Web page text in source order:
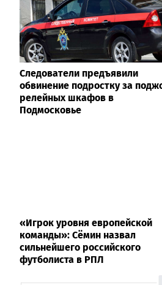
Следователи предъявили
обвинение подростку за
релейных шкафов в
Подмосковье
«Игрок уровня европейской
команды»: Сёмин назвал
сильнейшего российского
футболиста в РПЛ